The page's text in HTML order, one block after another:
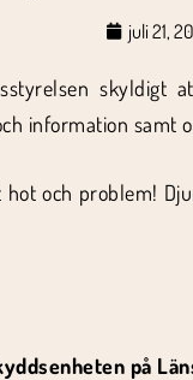
juli 21,
information samt
och problem!
på